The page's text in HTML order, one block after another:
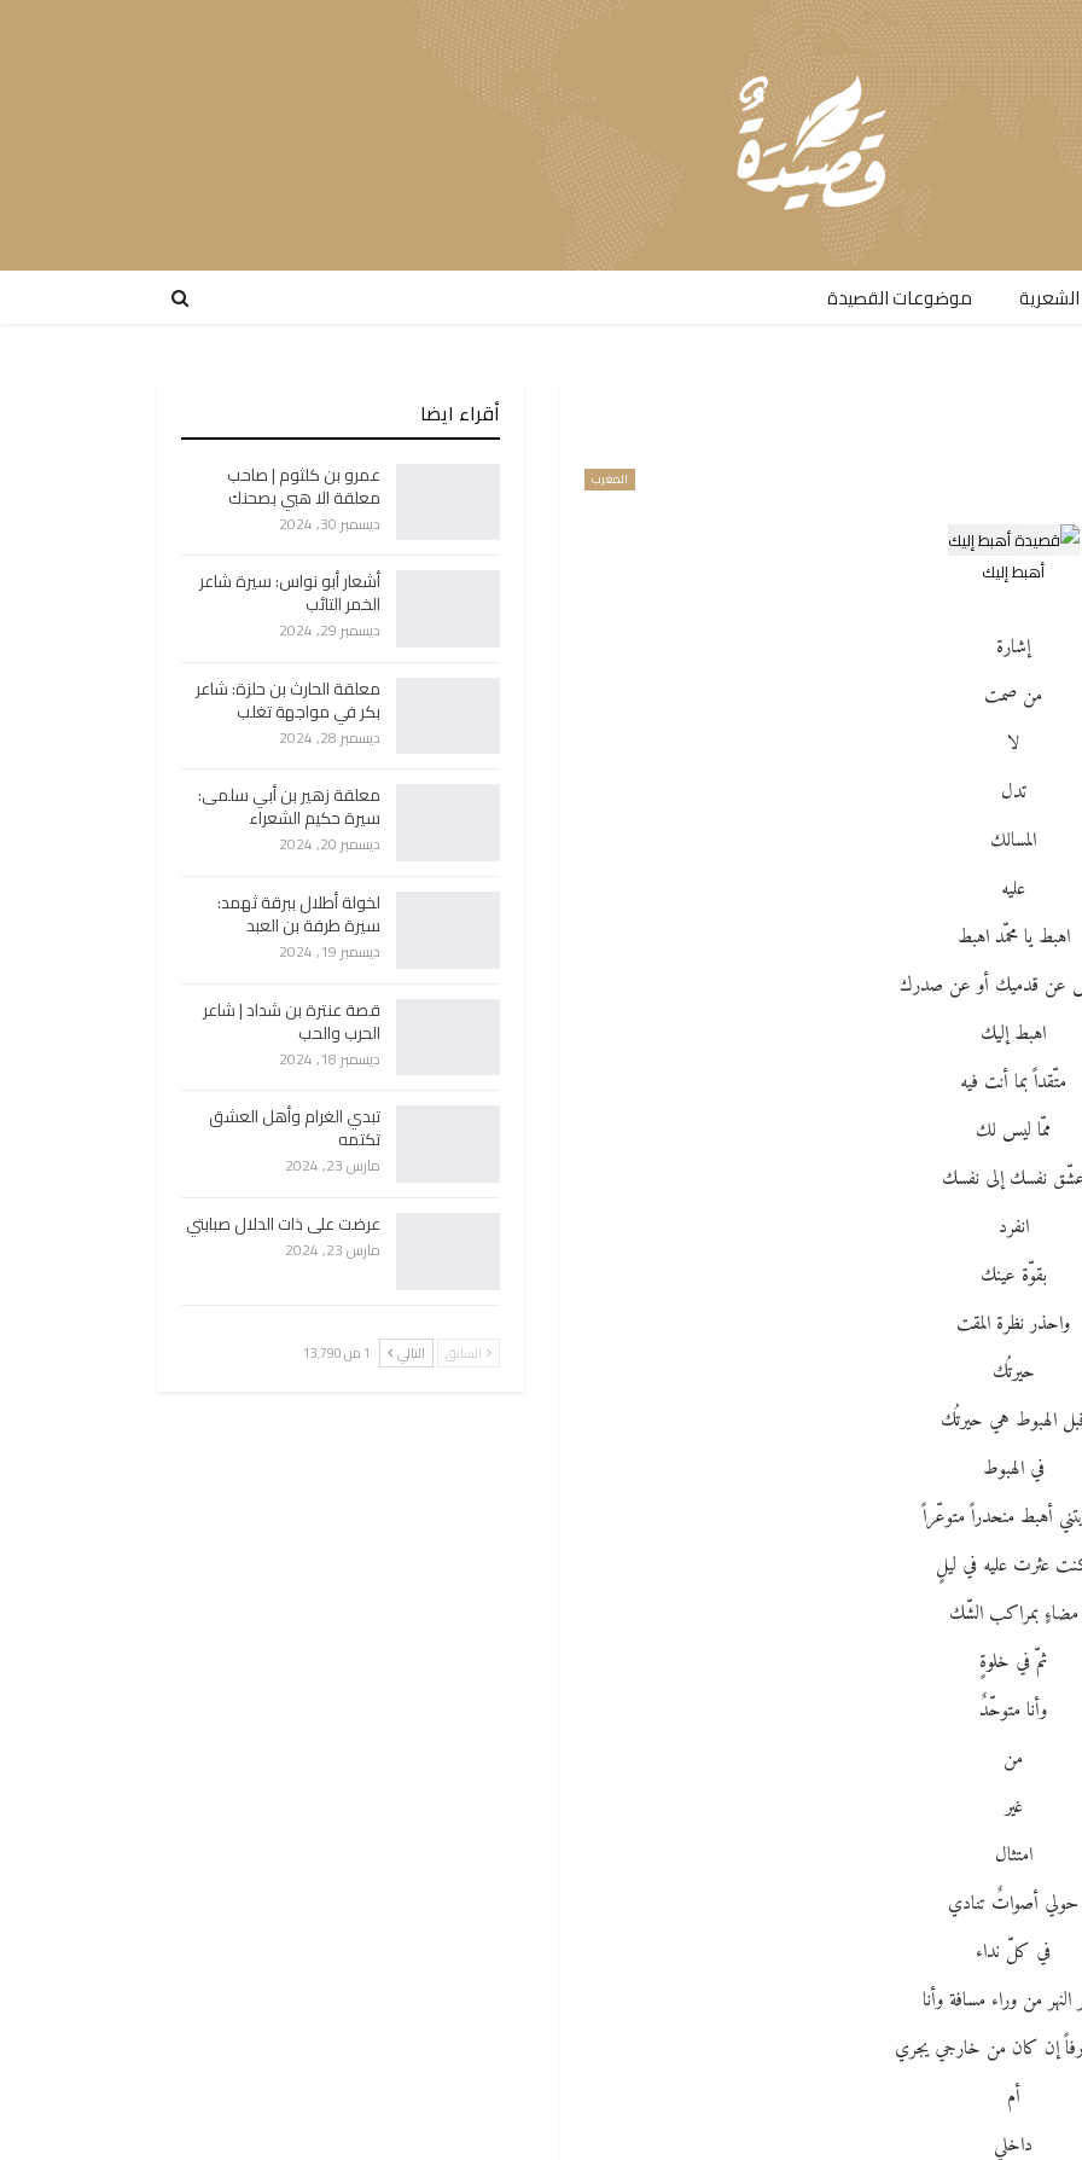
موضوعات القصيدة​
المغرب
أهبط إليك
إشارة
من صمت
لا
تدل
المسالك
عليه
اهبط يا محمّد اهبط
عن قدميك أو عن صدرك
اهبط إليك
متّقداً بما أنت فيه
ممّا ليس لك
نفسك إلى نفسك
انفرد
بقوّة عينك
واحذر نظرة المقت
حيرتُك
الهبوط هي حيرتُك
في الهبوط
أهبط منحدراً متوعّراً
عثرت عليه في ليلٍ
مضاءٍ بمراكب الشّك
ثمّ في خلوةٍ
وأنا متوحّدٌ
من
غير
امتثال
حولي أصواتٌ تنادي
في كلّ نداء
النهر من وراء مسافة وأنا
إن كان من خارجي يجري
أم
داخلي
أقراء ايضا
عمرو بن كلثوم | صاحب
معلقة الا هبي بصحنك
ديسمبر 30, 2024
أشعار أبو نواس: سيرة شاعر
الخمر التائب
ديسمبر 29, 2024
معلقة الحارث بن حلزة: شاعر
بكر في مواجهة تغلب
ديسمبر 28, 2024
معلقة زهير بن أبي سلمى:
سيرة حكيم الشعراء
ديسمبر 20, 2024
لخولة أطلال ببرقة ثهمد:
سيرة طرفة بن العبد
ديسمبر 19, 2024
قصة عنترة بن شداد | شاعر
الحرب والحب
ديسمبر 18, 2024
تبدي الغرام وأهل العشق
تكتمه
مارس 23, 2024
عرضت على ذات الدلال صبابتي
مارس 23, 2024
السابق التالي 1 من 13٬790